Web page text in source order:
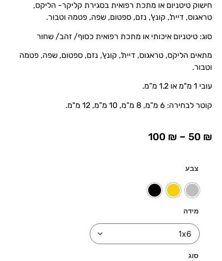
חישוק טיטניום או מתכת רפואית בסגירת קליקר- הליקס,
טראגוס, דיית', קונץ', נזם, ספטום, שפה, פטמה וטבור.
סוג: טיטניום איכותי או מתכת רפואית כסוף/ זהב/ שחור
מתאים הליקס, טראגוס, דיית', קונץ', נזם, ספטום, שפה, פטמה
וטבור.
עובי 1 מ"מ או 1.2 מ”מ.
קוטר לבחירה: 6 מ”מ, 8 מ”מ, 10 מ”מ, 12 מ"מ.
50 ₪
–
100 ₪
צבע
מידה
סוג